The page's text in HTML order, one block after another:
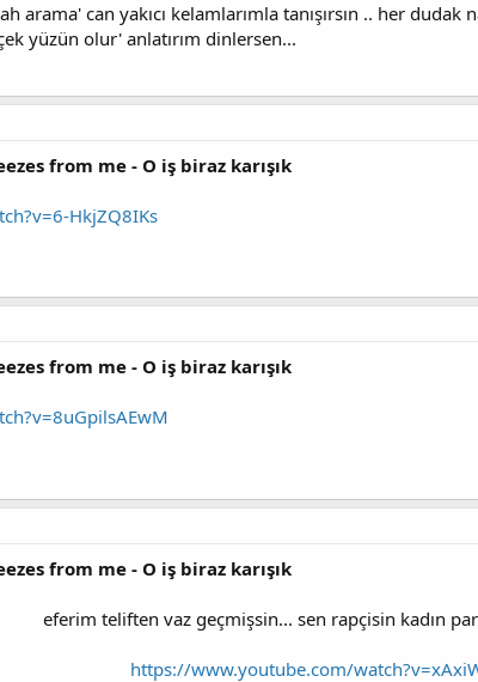
arama' can yakıcı kelamlarımla tanışırsın .. her
yüzün olur' anlatırım dinlersen...
from me - O iş biraz karışık
HkjZQ8IKs
from me - O iş biraz karışık
from me - O iş biraz karışık
eferim teliften vaz geçmişsin... sen rapçisin kadın
https://www.youtube.com/